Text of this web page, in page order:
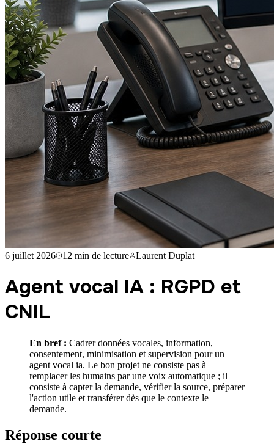
6 juillet 2026 12 min de lecture Laurent Duplat
Agent vocal IA : RGPD et
CNIL
En bref : Cadrer données vocales, information,
consentement, minimisation et supervision pour un
agent vocal ia. Le bon projet ne consiste pas à
remplacer les humains par une voix automatique ; il
consiste à capter la demande, vérifier la source, préparer
l'action utile et transférer dès que le contexte le
demande.
Réponse courte